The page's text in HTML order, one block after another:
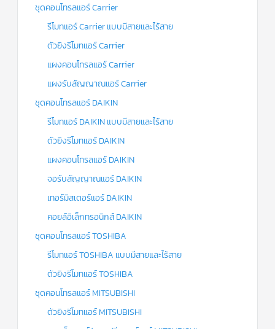
ชุดคอนโทรลแอร์ Carrier
รีโมทแอร์ Carrier แบบมีสายและไร้สาย
ตัวยิงรีโมทแอร์ Carrier
แผงคอนโทรลแอร์ Carrier
แผงรับสัญญาณแอร์ Carrier
ชุดคอนโทรลแอร์ DAIKIN
รีโมทแอร์ DAIKIN แบบมีสายและไร้สาย
ตัวยิงรีโมทแอร์ DAIKIN
แผงคอนโทรลแอร์ DAIKIN
จอรับสัญญาณแอร์ DAIKIN
เทอร์มิสเตอร์แอร์ DAIKIN
คอยล์อิเล็กทรอนิกส์ DAIKIN
ชุดคอนโทรลแอร์ TOSHIBA
รีโมทแอร์ TOSHIBA แบบมีสายและไร้สาย
ตัวยิงรีโมทแอร์ TOSHIBA
ชุดคอนโทรลแอร์ MITSUBISHI
ตัวยิงรีโมทแอร์ MITSUBISHI